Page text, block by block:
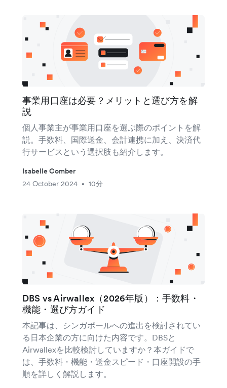
事業用口座は必要？メリットと選び方を解
説
個人事業主が事業用口座を選ぶ際のポイントを解
説。手数料、国際送金、会計連携に加え、決済代
行サービスという選択肢も紹介します。
Isabelle Comber
24 October 2024
• 10分
DBS vs Airwallex（2026年版）：手数料・
機能・選び方ガイド
本記事は、シンガポールへの進出を検討されてい
る日本企業の方に向けた内容です。DBSと
Airwallexを比較検討していますか？本ガイドで
は、手数料・機能・送金スピード・口座開設の手
順を詳しく解説します。